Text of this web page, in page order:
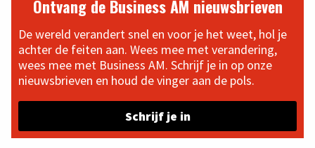
Ontvang de Business AM nieuwsbrieven
De wereld verandert snel en voor je het weet, hol je
achter de feiten aan. Wees mee met verandering,
wees mee met Business AM. Schrijf je in op onze
nieuwsbrieven en houd de vinger aan de pols.
Schrijf je in